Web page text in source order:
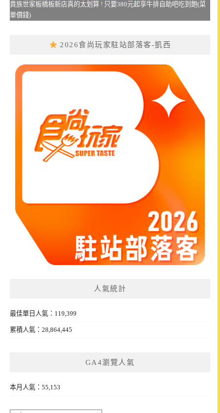
貴族世家板橋板新店真的太划算 ! 只要380元起享牛排自助吧吃到飽(菜
單價錢)
2026食尚玩家駐站部落客-凱西
人氣統計
最佳單日人氣：119,399
累積人氣：28,864,445
GA4瀏覽人氣
本月人氣：55,153